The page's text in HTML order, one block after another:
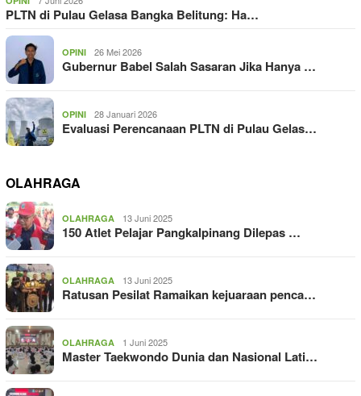
PLTN di Pulau Gelasa Bangka Belitung: Ha…
OPINI 26 Mei 2026
Gubernur Babel Salah Sasaran Jika Hanya …
OPINI 28 Januari 2026
Evaluasi Perencanaan PLTN di Pulau Gelas…
OLAHRAGA
OLAHRAGA 13 Juni 2025
150 Atlet Pelajar Pangkalpinang Dilepas …
OLAHRAGA 13 Juni 2025
Ratusan Pesilat Ramaikan kejuaraan penca…
OLAHRAGA 1 Juni 2025
Master Taekwondo Dunia dan Nasional Lati…